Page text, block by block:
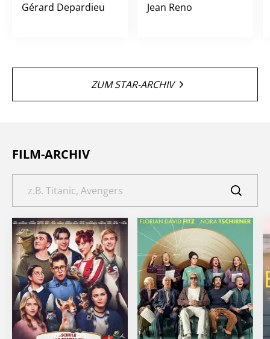
Gérard Depardieu Jean Reno
ZUM STAR-ARCHIV
FILM-ARCHIV